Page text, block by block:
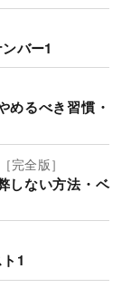
バー1
めるべき習慣・
全版］
しない方法・ベ
1